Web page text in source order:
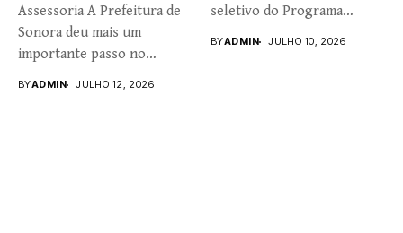
Assessoria A Prefeitura de
Sonora deu mais um
importante passo no
BYADMIN JULHO 12, 2026
seletivo do Programa
BYADMIN JULHO 10, 2026